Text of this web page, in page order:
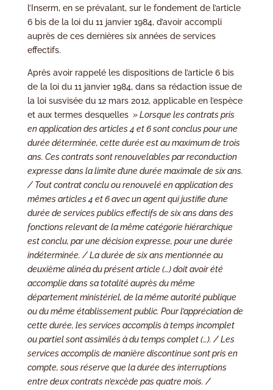
l’Inserm, en se prévalant, sur le fondement de l’article
6 bis de la loi du 11 janvier 1984, d’avoir accompli
auprès de ces dernières six années de services
effectifs.
Après avoir rappelé les dispositions de l’article 6 bis
de la loi du 11 janvier 1984, dans sa rédaction issue de
la loi susvisée du 12 mars 2012, applicable en l’espèce
et aux termes desquelles » Lorsque les contrats pris
en application des articles 4 et 6 sont conclus pour une
durée déterminée, cette durée est au maximum de trois
ans. Ces contrats sont renouvelables par reconduction
expresse dans la limite d’une durée maximale de six ans.
/ Tout contrat conclu ou renouvelé en application des
mêmes articles 4 et 6 avec un agent qui justifie d’une
durée de services publics effectifs de six ans dans des
fonctions relevant de la même catégorie hiérarchique
est conclu, par une décision expresse, pour une durée
indéterminée. / La durée de six ans mentionnée au
deuxième alinéa du présent article (…) doit avoir été
accomplie dans sa totalité auprès du même
département ministériel, de la même autorité publique
ou du même établissement public. Pour l’appréciation de
cette durée, les services accomplis à temps incomplet
ou partiel sont assimilés à du temps complet (…). / Les
services accomplis de manière discontinue sont pris en
compte, sous réserve que la durée des interruptions
entre deux contrats n’excède pas quatre mois. /